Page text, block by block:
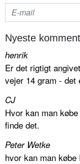
Nyeste
henrik
Er det rigtigt
vejer 14 gram - det
CJ
Hvor kan man
finde det.
Peter Wetke
hvor kan man